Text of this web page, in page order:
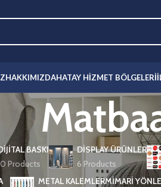
HAKKIMIZDAHATAY HIZMET BÖLGELERI
BASKI
Products
DISPLAY ÜRÜNLER
6 Products
METAL KALEMLERMIMARI